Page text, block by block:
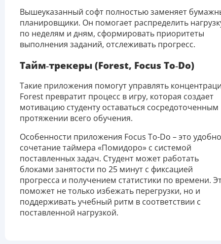
Вышеуказанный софт полностью заменяет
планировщики. Он помогает распределить
по неделям и дням, сформировать приоритеты
выполнения заданий, отслеживать прогресс.
Тайм‑трекеры (Forest, Focus To‑Do)
Такие приложения помогут управлять
Forest превратит процесс в игру, которая создает
мотивацию студенту оставаться сосредоточенным
протяжении всего обучения.
Особенности приложения Focus To-Do – это
сочетание таймера «Помидоро» с системой
поставленных задач. Студент может работать
блоками занятости по 25 минут с фиксацией
прогресса и получением статистики по времени.
поможет не только избежать перегрузки, но и
поддерживать учебный ритм в соответствии с
поставленной нагрузкой.